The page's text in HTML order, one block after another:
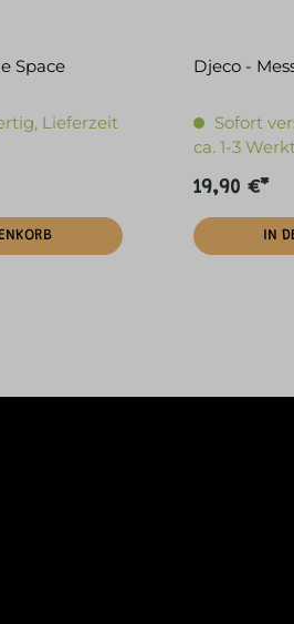
Space
Lieferzeit
Djeco -
Sofort
ca. 1-3
19,90 €*
IN